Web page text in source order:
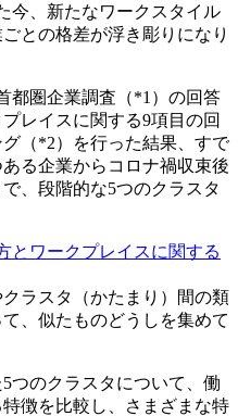
今、新たなワークスタイル
との格差が浮き彫りになり
都圏企業調査（*1）の回答
レイスに関する9項目の回
（*2）を行った結果、すで
る企業からコロナ禍収束後
、段階的な5つのクラスタ
とワークプレイスに関する
ラスタ（かたまり）間の類
、似たものどうしを集めて
つのクラスタについて、働
徴を比較し、さまざまな特